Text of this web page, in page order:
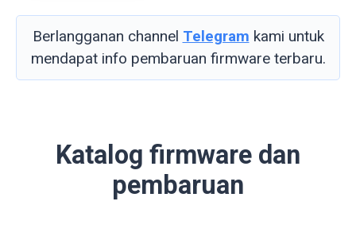
Berlangganan channel Telegram kami untuk
mendapat info pembaruan firmware terbaru.
Katalog firmware dan
pembaruan